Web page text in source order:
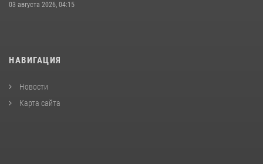
03 августа 2026, 04:15
НАВИГАЦИЯ
Новости
Карта сайта